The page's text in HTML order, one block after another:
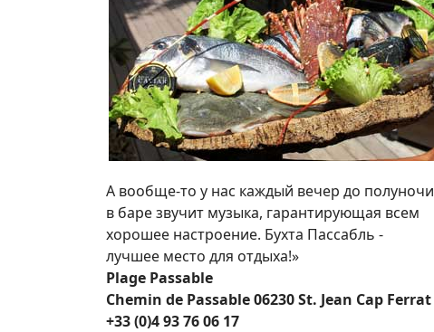
А вообще-то у нас каждый вечер до полуночи
в баре звучит музыка, гарантирующая всем
хорошее настроение. Бухта Пассабль -
лучшее место для отдыха!»
Plage Passable
Chemin de Passable 06230 St. Jean Cap Ferrat
+33 (0)4 93 76 06 17